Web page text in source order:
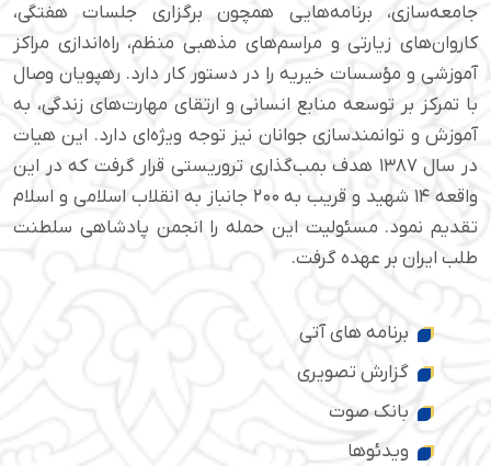
جامعه‌سازی، برنامه‌هایی همچون برگزاری جلسات هفتگی،
کاروان‌های زیارتی و مراسم‌های مذهبی منظم، راه‌اندازی مراکز
آموزشی و مؤسسات خیریه را در دستور کار دارد. رهپویان وصال
با تمرکز بر توسعه منابع انسانی و ارتقای مهارت‌های زندگی، به
آموزش و توانمندسازی جوانان نیز توجه ویژه‌ای دارد. این هیات
در سال ۱۳۸۷ هدف بمب‌گذاری تروریستی قرار گرفت که در این
واقعه ۱۴ شهید و قریب به ۲۰۰ جانباز به انقلاب اسلامی و اسلام
تقدیم نمود. مسئولیت این حمله را انجمن پادشاهی سلطنت
طلب ایران بر عهده گرفت.
برنامه های آتی
گزارش تصویری
بانک صوت
ویدئوها